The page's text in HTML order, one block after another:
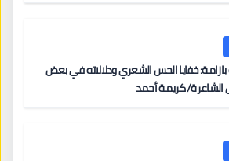
خفايا الحس الشعري ودلالاته في بعض
كريمة أحمد